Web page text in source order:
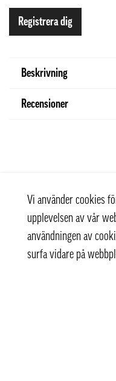
Registrera dig
Beskrivning
Recensioner
Vi använder cookies
upplevelsen av vår
användningen av
surfa vidare på